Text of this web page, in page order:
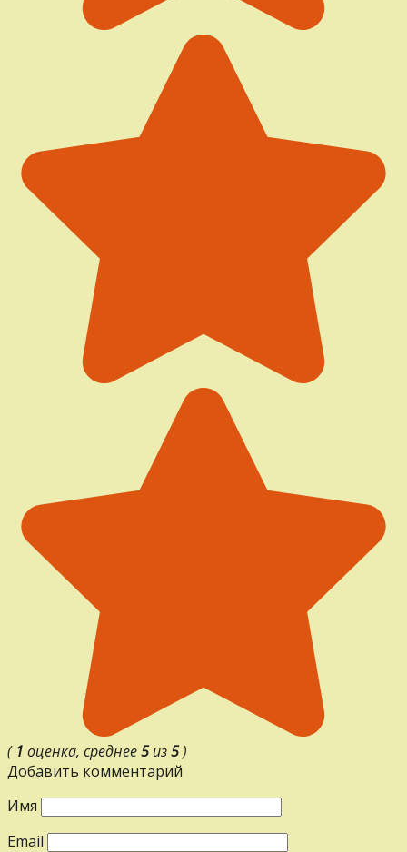
( 1 оценка, среднее5из5)
Добавить комментарий
Имя
Email